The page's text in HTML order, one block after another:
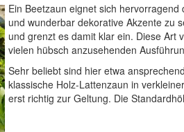
Ein Beetzaun eignet sich
und wunderbar dekorative Akzente zu
und grenzt es damit klar ein. Diese Art
vielen hübsch anzusehenden
Sehr beliebt sind hier etwa
klassische Holz-Lattenzaun in
erst richtig zur Geltung. Die